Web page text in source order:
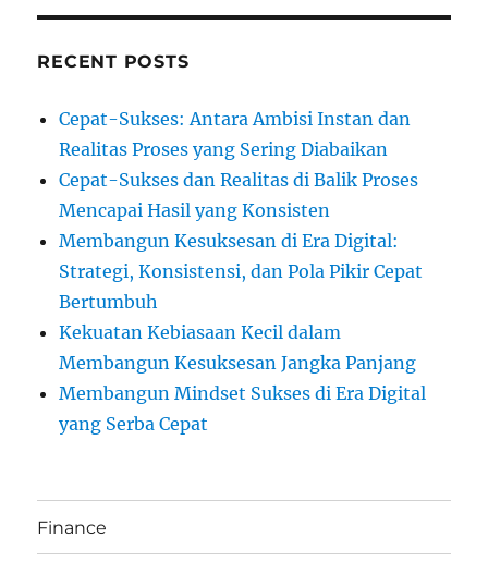
RECENT POSTS
Cepat-Sukses: Antara Ambisi Instan dan
Realitas Proses yang Sering Diabaikan
Cepat-Sukses dan Realitas di Balik Proses
Mencapai Hasil yang Konsisten
Membangun Kesuksesan di Era Digital:
Strategi, Konsistensi, dan Pola Pikir Cepat
Bertumbuh
Kekuatan Kebiasaan Kecil dalam
Membangun Kesuksesan Jangka Panjang
Membangun Mindset Sukses di Era Digital
yang Serba Cepat
Finance